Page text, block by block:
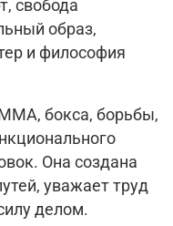
свобода
образ,
и философия
бокса, борьбы,
Она создана
уважает труд
делом.